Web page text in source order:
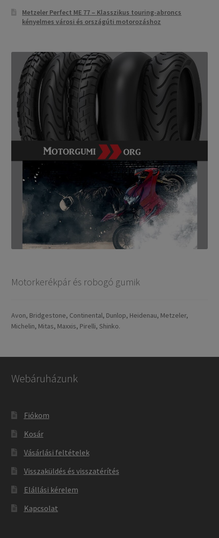
Metzeler Perfect ME 77 – Klasszikus touring-abroncs
kényelmes városi és országúti motorozáshoz
Motorkerékpár és robogó gumik
Avon, Bridgestone, Continental, Dunlop, Heidenau, Metzeler,
Michelin, Mitas, Maxxis, Pirelli, Shinko.
Webáruházunk
Fiókom
Kosár
Vásárlási feltételek
Visszaküldés és visszatérítés
Elállási kérelem
Kapcsolat